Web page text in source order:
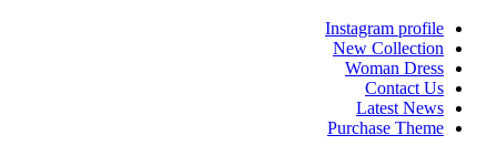
Instagram profile
New Collection
Woman Dress
Contact Us
Latest News
Purchase Theme